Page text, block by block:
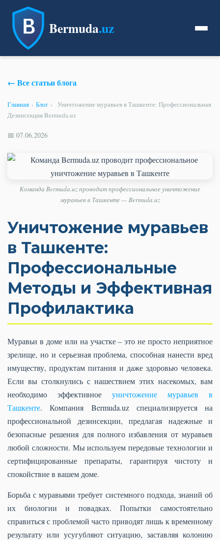
Bermuda.uz
← Все статьи блога
Главная › Блог ›
Уничтожение муравьев в Ташкенте: Профессиональная
Дезинсекция Bermuda.uz
📅 07.06.2026
Команда Bermuda.uz проводит профессиональное уничтожение
муравьев в Ташкенте — Bermuda.uz
Уничтожение муравьев
в Ташкенте:
Профессиональные
Методы и Эффективная
Профилактика
Муравьи в доме или на участке – это не просто неприятное
зрелище, но и серьезная проблема, способная нанести вред
имуществу, продуктам питания и даже здоровью человека.
Если вы столкнулись с нашествием этих насекомых, вам
необходимо эффективное уничтожение муравьев в
Ташкенте. Компания Bermuda.uz специализируется на
профессиональной дезинсекции, предлагая надежные и
безопасные решения для полного избавления от муравьев
любой сложности. Мы используем передовые технологии и
сертифицированные препараты, гарантируя чистоту и
спокойствие в вашем доме.
Борьба с муравьями требует системного подхода, знаний об
их биологии и повадках. Попытки самостоятельно
справиться с проблемой часто приводят лишь к временному
результату или усугубляют ситуацию, заставляя колонию